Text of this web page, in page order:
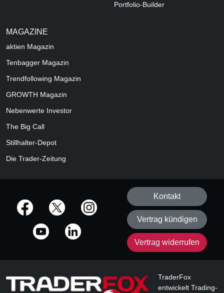
Portfolio-Builder
MAGAZINE
aktien Magazin
Tenbagger Magazin
Trendfollowing Magazin
GROWTH Magazin
Nebenwerte Investor
The Big Call
Stillhalter-Depot
Die Trader-Zeitung
offizielle Social Media-Accounts
Kontakt
Vertrag kündigen
Vertrag widerrufen
TraderFox
entwickelt Trading-